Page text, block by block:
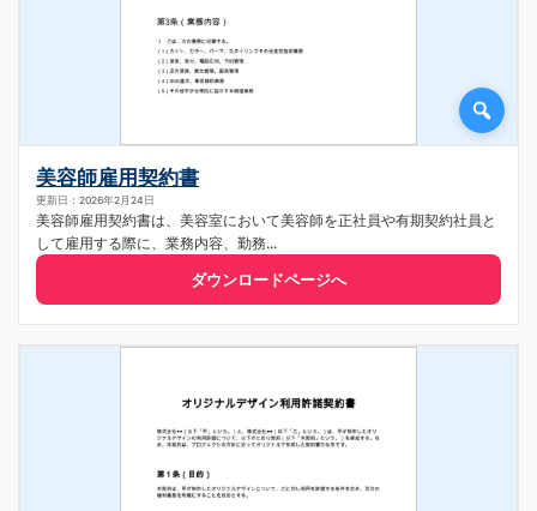
美容師雇用契約書
更新日：2026年2月24日
美容師雇用契約書は、美容室において美容師を正社員や有期契約社員と
して雇用する際に、業務内容、勤務...
ダウンロードページへ